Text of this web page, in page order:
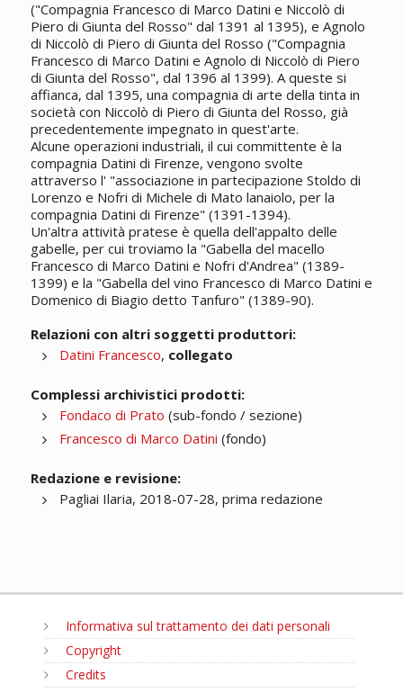
("Compagnia Francesco di Marco Datini e Niccolò di
Piero di Giunta del Rosso" dal 1391 al 1395), e Agnolo
di Niccolò di Piero di Giunta del Rosso ("Compagnia
Francesco di Marco Datini e Agnolo di Niccolò di Piero
di Giunta del Rosso", dal 1396 al 1399). A queste si
affianca, dal 1395, una compagnia di arte della tinta in
società con Niccolò di Piero di Giunta del Rosso, già
precedentemente impegnato in quest'arte.
Alcune operazioni industriali, il cui committente è la
compagnia Datini di Firenze, vengono svolte
attraverso l' "associazione in partecipazione Stoldo di
Lorenzo e Nofri di Michele di Mato lanaiolo, per la
compagnia Datini di Firenze" (1391-1394).
Un'altra attività pratese è quella dell'appalto delle
gabelle, per cui troviamo la "Gabella del macello
Francesco di Marco Datini e Nofri d'Andrea" (1389-
1399) e la "Gabella del vino Francesco di Marco Datini e
Domenico di Biagio detto Tanfuro" (1389-90).
Relazioni con altri soggetti produttori:
Datini Francesco, collegato
Complessi archivistici prodotti:
Fondaco di Prato (sub-fondo / sezione)
Francesco di Marco Datini (fondo)
Redazione e revisione:
Pagliai Ilaria, 2018-07-28, prima redazione
Informativa sul trattamento dei dati personali
Copyright
Credits